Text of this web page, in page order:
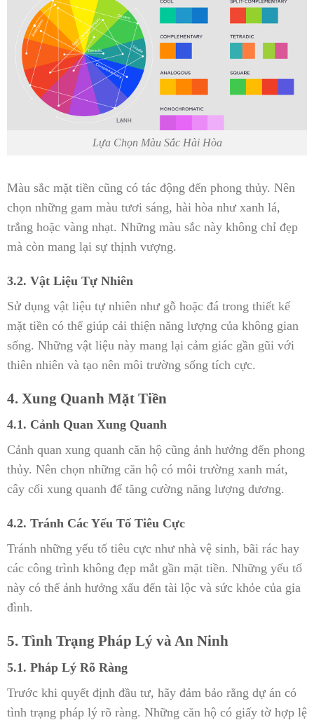
Lựa Chọn Màu Sắc Hài Hòa
Màu sắc mặt tiền cũng có tác động đến phong thủy. Nên
chọn những gam màu tươi sáng, hài hòa như xanh lá,
trắng hoặc vàng nhạt. Những màu sắc này không chỉ đẹp
mà còn mang lại sự thịnh vượng.
3.2. Vật Liệu Tự Nhiên
Sử dụng vật liệu tự nhiên như gỗ hoặc đá trong thiết kế
mặt tiền có thể giúp cải thiện năng lượng của không gian
sống. Những vật liệu này mang lại cảm giác gần gũi với
thiên nhiên và tạo nên môi trường sống tích cực.
4. Xung Quanh Mặt Tiền
4.1. Cảnh Quan Xung Quanh
Cảnh quan xung quanh căn hộ cũng ảnh hưởng đến phong
thủy. Nên chọn những căn hộ có môi trường xanh mát,
cây cối xung quanh để tăng cường năng lượng dương.
4.2. Tránh Các Yếu Tố Tiêu Cực
Tránh những yếu tố tiêu cực như nhà vệ sinh, bãi rác hay
các công trình không đẹp mắt gần mặt tiền. Những yếu tố
này có thể ảnh hưởng xấu đến tài lộc và sức khỏe của gia
đình.
5. Tình Trạng Pháp Lý và An Ninh
5.1. Pháp Lý Rõ Ràng
Trước khi quyết định đầu tư, hãy đảm bảo rằng dự án có
tình trạng pháp lý rõ ràng. Những căn hộ có giấy tờ hợp lệ